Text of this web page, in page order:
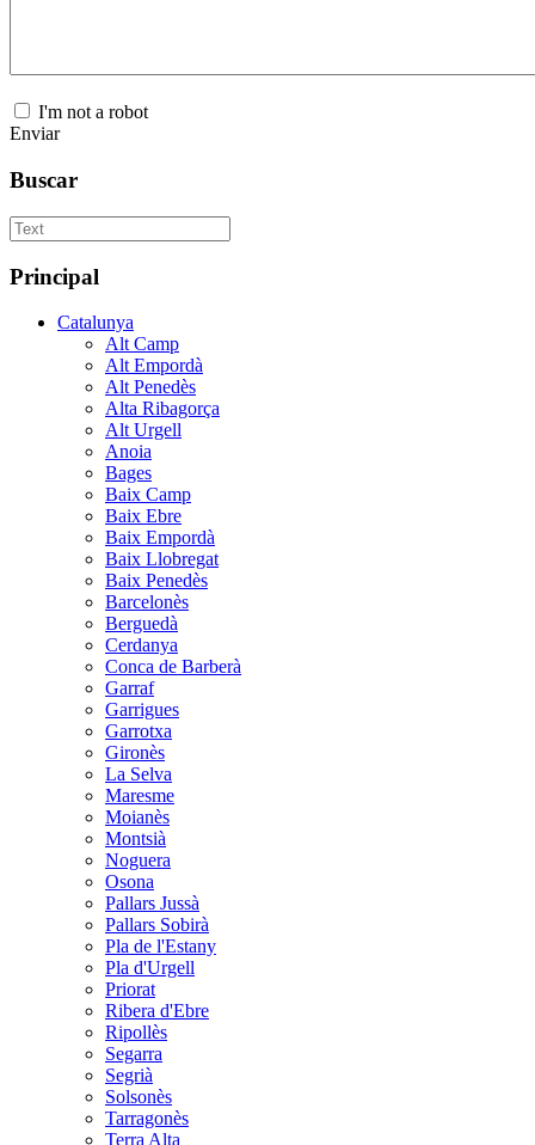
I'm not a robot
Enviar
Buscar
Principal
Catalunya
Alt Camp
Alt Empordà
Alt Penedès
Alta Ribagorça
Alt Urgell
Anoia
Bages
Baix Camp
Baix Ebre
Baix Empordà
Baix Llobregat
Baix Penedès
Barcelonès
Berguedà
Cerdanya
Conca de Barberà
Garraf
Garrigues
Garrotxa
Gironès
La Selva
Maresme
Moianès
Montsià
Noguera
Osona
Pallars Jussà
Pallars Sobirà
Pla de l'Estany
Pla d'Urgell
Priorat
Ribera d'Ebre
Ripollès
Segarra
Segrià
Solsonès
Tarragonès
Terra Alta